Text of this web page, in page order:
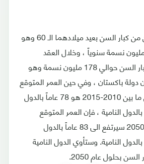
كل ثانية يحتفل إثنين من كبار السن بعيد ميلادهما الـ 60 وهو
يعادل حوالي 58 مليون نسمة سنوياً ، وخلال العقد
الماضي إزداد عدد كبار السن حوالي 178 مليون نسمة وهو
باكستان ، وفي حين العمر المتوقع
للحياة في الفترة بين ما بين 2010-2015 هو 78 عاماً بالدول
و 68 عاماً بالدول النامية ، فإن العمر المتوقع
للمواليد بين 2045-2050 سيرتفع الى 83 عاماً بالدول
و 74 عاماً بالدول النامية. وستأوي الدول النامية